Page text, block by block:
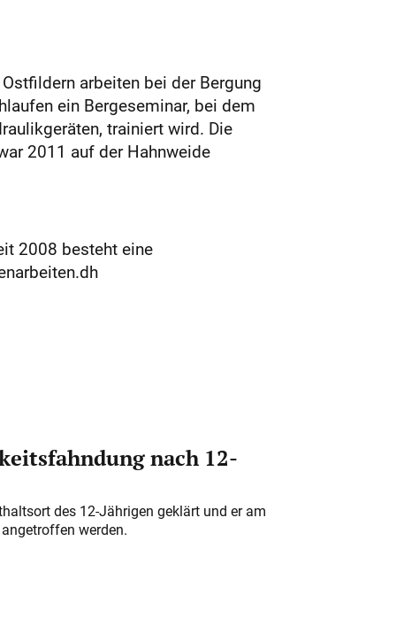
arbeiten bei der Bergung
ein Bergeseminar, bei dem
trainiert wird. Die
2011 auf der Hahnweide
2008 besteht eine
nach 12-
des 12-Jährigen geklärt und er am
werden.